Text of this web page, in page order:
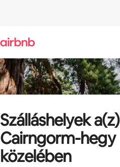
Szálláshelyek a(z)
Cairngorm-hegy
közelében